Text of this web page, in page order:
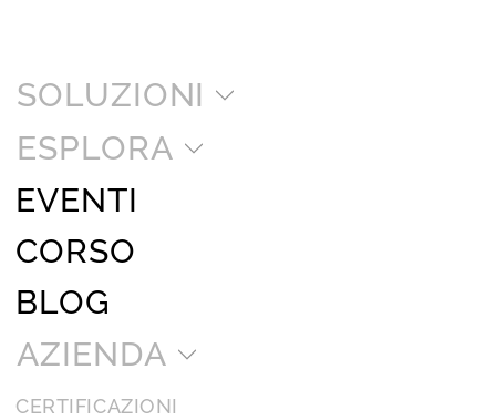
SOLUZIONI
ESPLORA
EVENTI
CORSO
BLOG
AZIENDA
CERTIFICAZIONI